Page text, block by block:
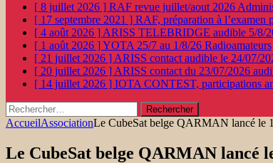
[ 8 juillet 2026 ] RAF revue juillet/aout 2026
[ 17 septembre 2021 ] RAF, préparation à l’examen
[ 4 août 2026 ] ARISS TELEBRIDGE audible 5/8/
[ 1 août 2026 ]YOTA 25/7 au 1/8/26 Radioamateurs
[ 21 juillet 2026 ] ARISS contact audible le 24/07/
[ 20 juillet 2026 ] ARISS contact du 23/07/2026
[ 14 juillet 2026 ] IOTA CONTEST, participations
Rechercher :
AccueilAssociationLe CubeSat belge QARMAN lancé le
Le CubeSat belge QARMAN lancé